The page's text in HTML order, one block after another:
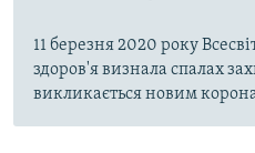
11 березня 2020 року
здоров'я визнала спалах
викликається новим